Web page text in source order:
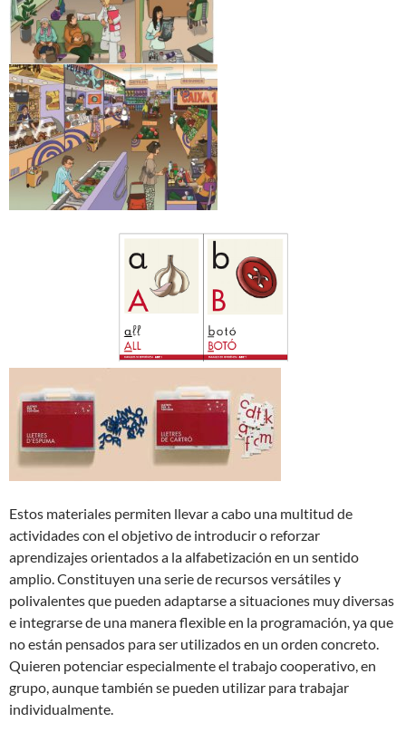
Estos materiales permiten llevar a cabo una multitud de
actividades con el objetivo de introducir o reforzar
aprendizajes orientados a la alfabetización en un sentido
amplio. Constituyen una serie de recursos versátiles y
polivalentes que pueden adaptarse a situaciones muy diversas
e integrarse de una manera flexible en la programación, ya que
no están pensados para ser utilizados en un orden concreto.
Quieren potenciar especialmente el trabajo cooperativo, en
grupo, aunque también se pueden utilizar para trabajar
individualmente.